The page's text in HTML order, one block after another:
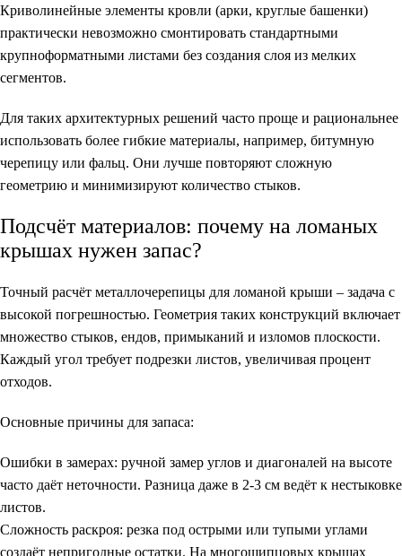
Криволинейные элементы кровли (арки, круглые башенки)
практически невозможно смонтировать стандартными
крупноформатными листами без создания слоя из мелких
сегментов.
Для таких архитектурных решений часто проще и рациональнее
использовать более гибкие материалы, например, битумную
черепицу или фальц. Они лучше повторяют сложную
геометрию и минимизируют количество стыков.
Подсчёт материалов: почему на ломаных
крышах нужен запас?
Точный расчёт металлочерепицы для ломаной крыши – задача с
высокой погрешностью. Геометрия таких конструкций включает
множество стыков, ендов, примыканий и изломов плоскости.
Каждый угол требует подрезки листов, увеличивая процент
отходов.
Основные причины для запаса:
Ошибки в замерах: ручной замер углов и диагоналей на высоте
часто даёт неточности. Разница даже в 2-3 см ведёт к нестыковке
листов.
Сложность раскроя: резка под острыми или тупыми углами
создаёт непригодные остатки. На многощипцовых крышах